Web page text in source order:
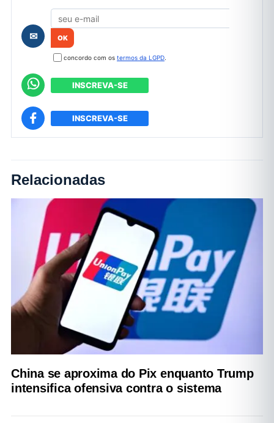
✉
concordo com os termos da LGPD.
INSCREVA-SE
INSCREVA-SE
Relacionadas
China se aproxima do Pix enquanto Trump
intensifica ofensiva contra o sistema